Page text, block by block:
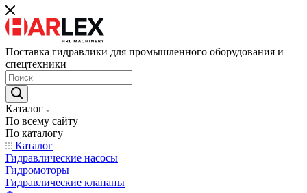
Поставка гидравлики для промышленного оборудования и
спецтехники
Каталог
По всему сайту
По каталогу
Каталог
Гидравлические насосы
Гидромоторы
Гидравлические клапаны